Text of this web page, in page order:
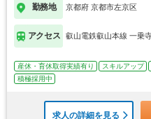
勤務地 京都府 京都市左京区
アクセス 叡山電鉄叡山本線 一乗
産休・育休取得実績有り スキルアップ
積極採用中
求人の詳細を見る